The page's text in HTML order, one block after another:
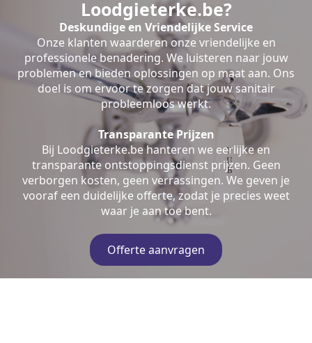
Loodgieterke.be?
Deskundige en Vriendelijke Service
Onze klanten waarderen onze vriendelijke en
professionele benadering. We luisteren naar jouw
problemen en bieden oplossingen op maat aan. Ons
doel is om ervoor te zorgen dat jouw sanitair
probleemloos werkt.
Transparante Prijzen
Bij Loodgieterke.be hanteren we eerlijke en
transparante ontstoppingsdienst prijzen. Geen
verborgen kosten, geen verrassingen. We geven je
vooraf een duidelijke offerte, zodat je precies weet
waar je aan toe bent.
Offerte aanvragen